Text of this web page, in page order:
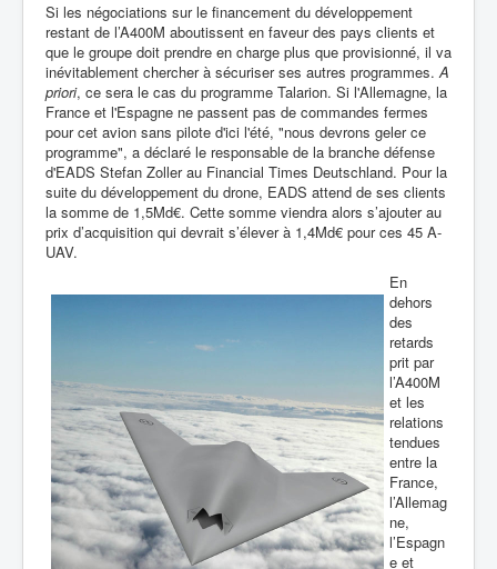
Si les négociations sur le financement du développement
restant de l’A400M aboutissent en faveur des pays clients et
que le groupe doit prendre en charge plus que provisionné, il va
inévitablement chercher à sécuriser ses autres programmes.A
priori, ce sera le cas du programme Talarion. Si l'Allemagne, la
France et l'Espagne ne passent pas de commandes fermes
pour cet avion sans pilote d'ici l'été, "nous devrons geler ce
programme", a déclaré le responsable de la branche défense
d'EADS Stefan Zoller au Financial Times Deutschland. Pour la
suite du développement du drone, EADS attend de ses clients
la somme de 1,5Md€. Cette somme viendra alors s’ajouter au
prix d’acquisition qui devrait s’élever à 1,4Md€ pour ces 45 A-
UAV.
En
dehors
des
retards
prit par
l’A400M
et les
relations
tendues
entre la
France,
l’Allemag
ne,
l’Espagn
e et